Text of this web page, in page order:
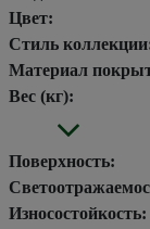
Цвет:
Стиль
Материал
Вес (кг):
Поверхность:
Износостойкость: